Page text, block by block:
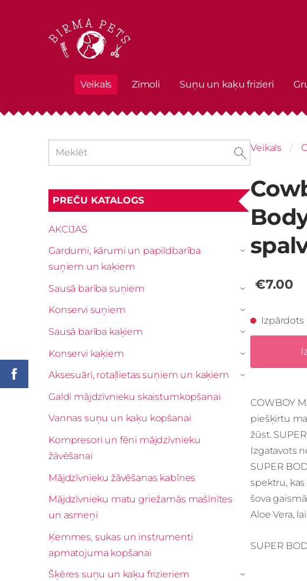
Veikals Zīmoli Suņu un kaķu frizieri
PREČU KATALOGS
AKCIJAS
Gardumi, kārumi un papildbarība
suņiem un kaķiem
›
Sausā barība suņiem ›
Konservi suņiem ›
Sausā barība kaķiem ›
Konservi kaķiem ›
Aksesuāri, rotaļlietas suņiem un kaķiem ›
Galdi mājdzīvnieku skaistumkopšanai
Vannas suņu un kaķu kopšanai
Kompresori un fēni mājdzīvnieku
žāvēšanai
Mājdzīvnieku žāvēšanas kabīnes
Mājdzīvnieku matu griežamās mašīnītes
un asmeņi
Ķemmes, sukas un instrumenti
apmatojuma kopšanai
Šķēres suņu un kaķu frizieriem
›
Veikals
€7.00
Izpārdots
COWBOY
piešķirtu
žūst.
Izgatavots
SUPER
spektru,
šova
Aloe Vera,
SUPER